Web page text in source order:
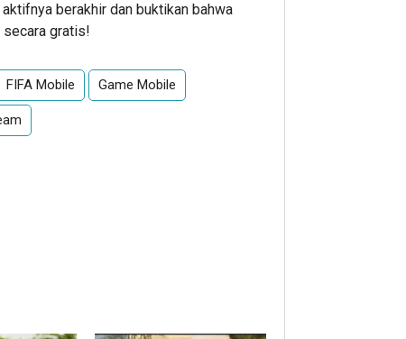
berakhir dan buktikan bahwa
secara gratis!
FIFA Mobile Game Mobile